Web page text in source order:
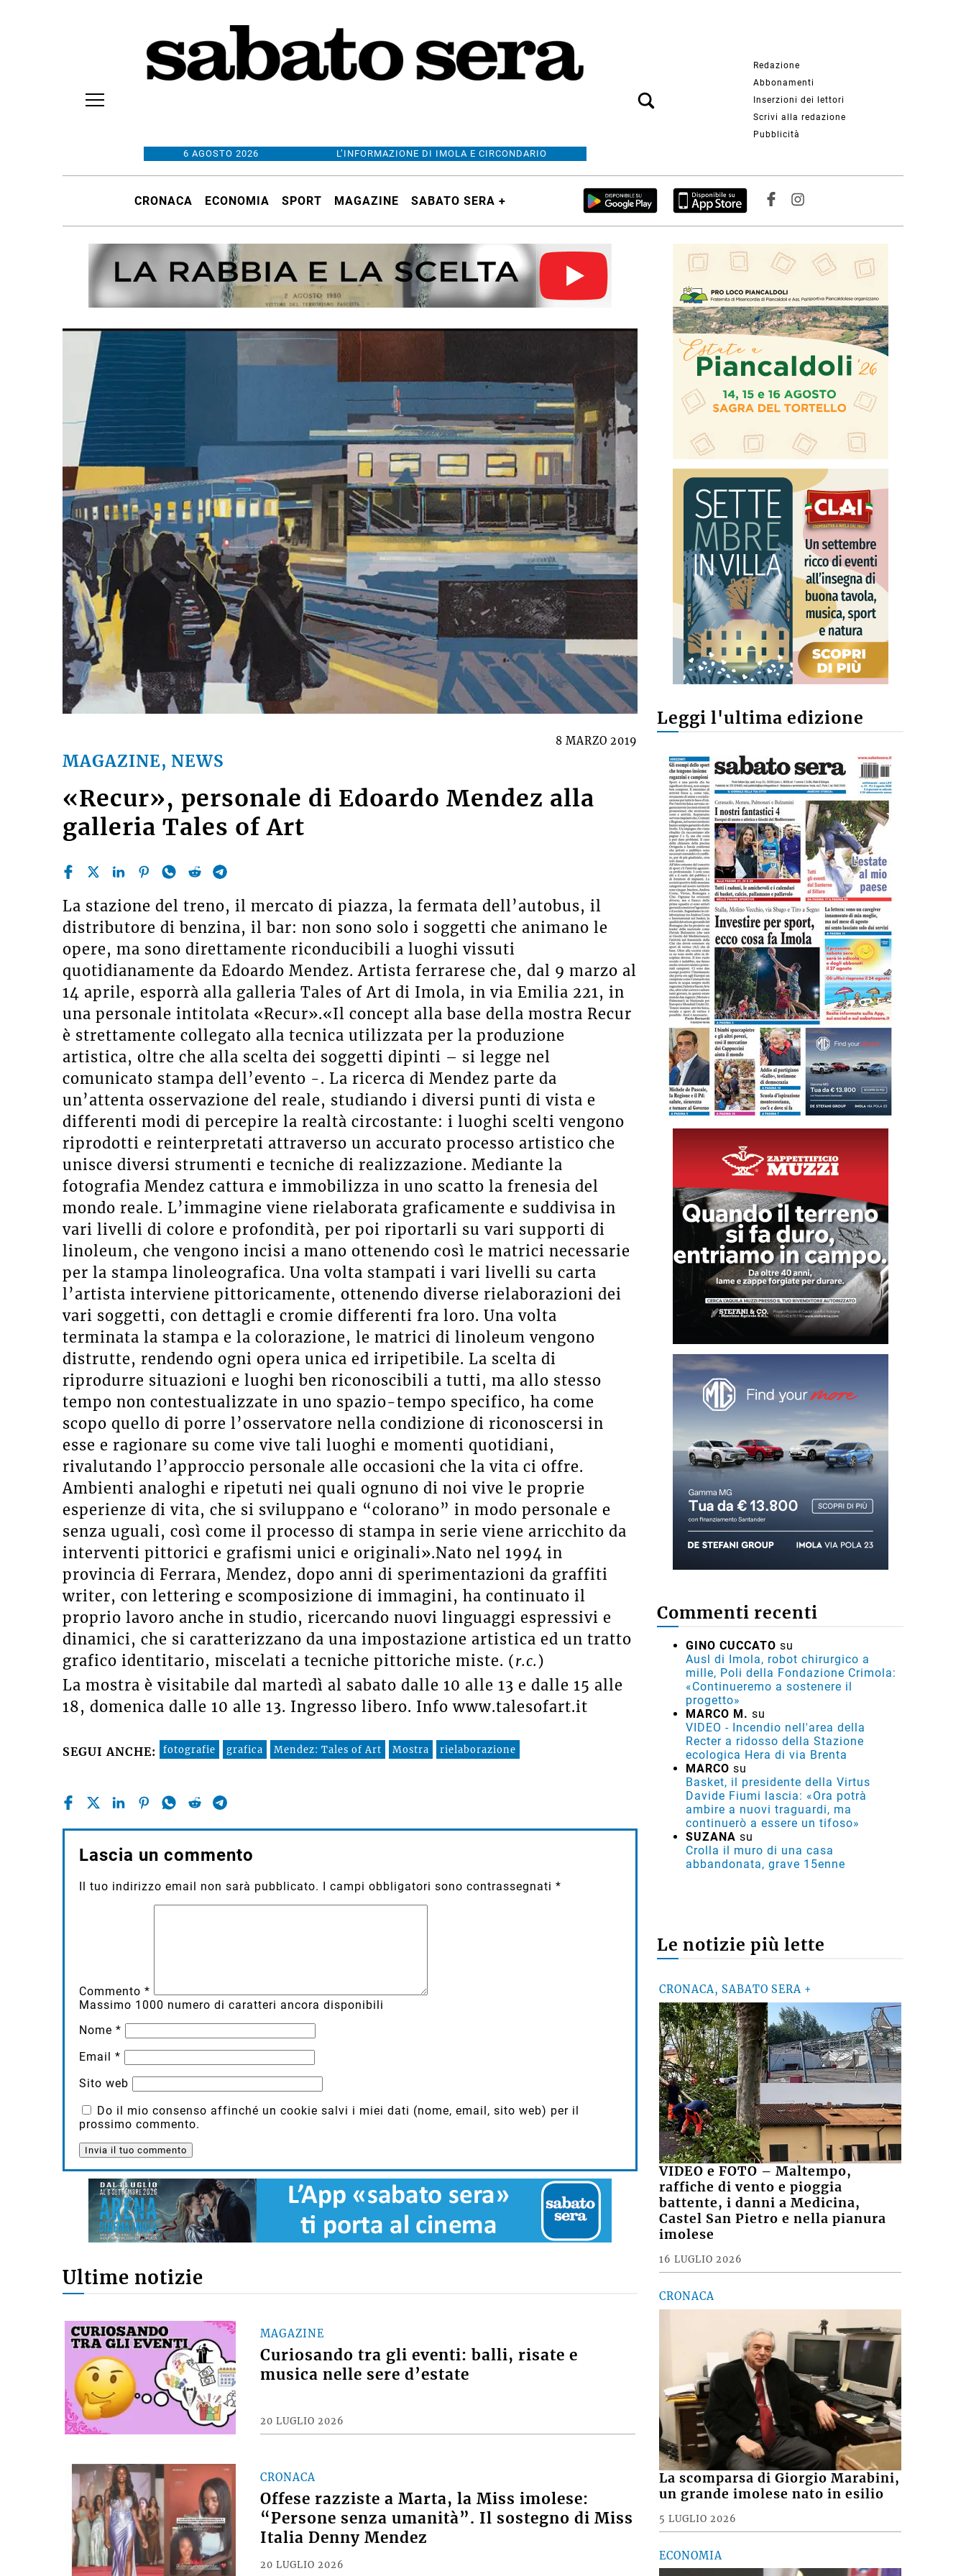
6 AGOSTO 2026 L’INFORMAZIONE DI IMOLA E CIRCONDARIO
Redazione
Abbonamenti
Inserzioni dei lettori
Scrivi alla redazione
Pubblicità
CRONACA ECONOMIA SPORT MAGAZINE SABATO SERA +
MAGAZINE, NEWS
8 MARZO 2019
«Recur», personale di Edoardo Mendez alla
galleria Tales of Art
La stazione del treno, il mercato di piazza, la fermata dell’autobus, il
distributore di benzina, il bar: non sono solo i soggetti che animano le
opere, ma sono direttamente riconducibili a luoghi vissuti
quotidianamente da Edoardo Mendez. Artista ferrarese che, dal 9 marzo al
14 aprile, esporrà alla galleria Tales of Art di Imola, in via Emilia 221, in
una personale intitolata «Recur».«Il concept alla base della mostra Recur
è strettamente collegato alla tecnica utilizzata per la produzione
artistica, oltre che alla scelta dei soggetti dipinti – si legge nel
comunicato stampa dell’evento -. La ricerca di Mendez parte da
un’attenta osservazione del reale, studiando i diversi punti di vista e
differenti modi di percepire la realtà circostante: i luoghi scelti vengono
riprodotti e reinterpretati attraverso un accurato processo artistico che
unisce diversi strumenti e tecniche di realizzazione. Mediante la
fotografia Mendez cattura e immobilizza in uno scatto la frenesia del
mondo reale. L’immagine viene rielaborata graficamente e suddivisa in
vari livelli di colore e profondità, per poi riportarli su vari supporti di
linoleum, che vengono incisi a mano ottenendo così le matrici necessarie
per la stampa linoleografica. Una volta stampati i vari livelli su carta
l’artista interviene pittoricamente, ottenendo diverse rielaborazioni dei
vari soggetti, con dettagli e cromie differenti fra loro. Una volta
terminata la stampa e la colorazione, le matrici di linoleum vengono
distrutte, rendendo ogni opera unica ed irripetibile. La scelta di
riprodurre situazioni e luoghi ben riconoscibili a tutti, ma allo stesso
tempo non contestualizzate in uno spazio-tempo specifico, ha come
scopo quello di porre l’osservatore nella condizione di riconoscersi in
esse e ragionare su come vive tali luoghi e momenti quotidiani,
rivalutando l’approccio personale alle occasioni che la vita ci offre.
Ambienti analoghi e ripetuti nei quali ognuno di noi vive le proprie
esperienze di vita, che si sviluppano e “colorano” in modo personale e
senza uguali, così come il processo di stampa in serie viene arricchito da
interventi pittorici e grafismi unici e originali».Nato nel 1994 in
provincia di Ferrara, Mendez, dopo anni di sperimentazioni da graffiti
writer, con lettering e scomposizione di immagini, ha continuato il
proprio lavoro anche in studio, ricercando nuovi linguaggi espressivi e
dinamici, che si caratterizzano da una impostazione artistica ed un tratto
grafico identitario, miscelati a tecniche pittoriche miste. (r.c.)
La mostra è visitabile dal martedì al sabato dalle 10 alle 13 e dalle 15 alle
18, domenica dalle 10 alle 13. Ingresso libero. Info www.talesofart.it
SEGUI ANCHE: fotografie grafica Mendez: Tales of Art Mostra rielaborazione
Lascia un commento
Il tuo indirizzo email non sarà pubblicato. I campi obbligatori sono contrassegnati *
Commento *
Massimo 1000 numero di caratteri ancora disponibili
Nome *
Email *
Sito web
Do il mio consenso affinché un cookie salvi i miei dati (nome, email, sito web) per il
prossimo commento.
Ultime notizie
MAGAZINE
Curiosando tra gli eventi: balli, risate e
musica nelle sere d’estate
20 LUGLIO 2026
CRONACA
Offese razziste a Marta, la Miss imolese:
“Persone senza umanità”. Il sostegno di Miss
Italia Denny Mendez
20 LUGLIO 2026
Leggi l'ultima edizione
Commenti recenti
GINO CUCCATO su
Ausl di Imola, robot chirurgico a
mille, Poli della Fondazione Crimola:
«Continueremo a sostenere il
progetto»
MARCO M. su
VIDEO - Incendio nell'area della
Recter a ridosso della Stazione
ecologica Hera di via Brenta
MARCO su
Basket, il presidente della Virtus
Davide Fiumi lascia: «Ora potrà
ambire a nuovi traguardi, ma
continuerò a essere un tifoso»
SUZANA su
Crolla il muro di una casa
abbandonata, grave 15enne
Le notizie più lette
CRONACA, SABATO SERA +
VIDEO e FOTO – Maltempo,
raffiche di vento e pioggia
battente, i danni a Medicina,
Castel San Pietro e nella pianura
imolese
16 LUGLIO 2026
CRONACA
La scomparsa di Giorgio Marabini,
un grande imolese nato in esilio
5 LUGLIO 2026
ECONOMIA